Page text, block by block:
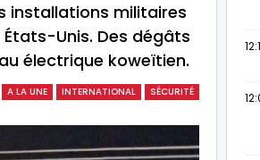
installations militaires
Unis. Des dégâts
électrique koweïtien.
A LA UNE INTERNATIONAL SÉCURITÉ